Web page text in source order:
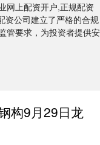
网上配资开户,正规配资
资公司建立了严格的合规
管要求，为投资者提供安
构9月29日龙